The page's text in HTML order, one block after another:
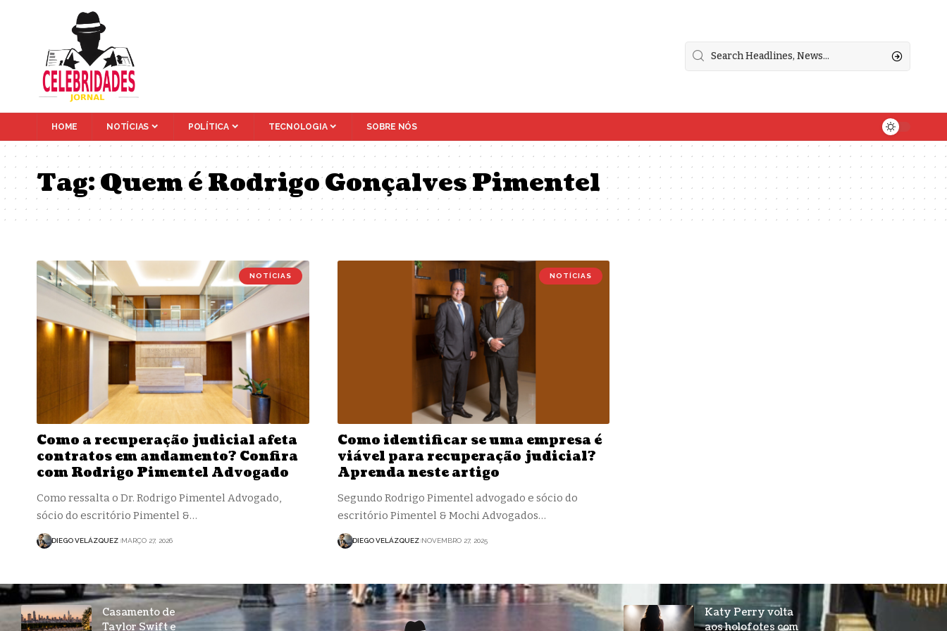
HOME NOTÍCIAS POLÍTICA TECNOLOGIA SOBRE NÓS
Tag:Quem é Rodrigo Gonçalves Pimentel
NOTÍCIAS
Como a recuperação judicial afeta
contratos em andamento? Confira
com Rodrigo Pimentel Advogado
Como ressalta o Dr. Rodrigo Pimentel Advogado,
sócio do escritório Pimentel &…
DIEGO VELÁZQUEZ MARÇO 27, 2026
NOTÍCIAS
Como identificar se uma empresa é
viável para recuperação judicial?
Aprenda neste artigo
Segundo Rodrigo Pimentel advogado e sócio do
escritório Pimentel & Mochi Advogados…
DIEGO VELÁZQUEZ NOVEMBRO 27, 2025
Casamento de
Taylor Swift e
Katy Perry volta
aos holofotes com